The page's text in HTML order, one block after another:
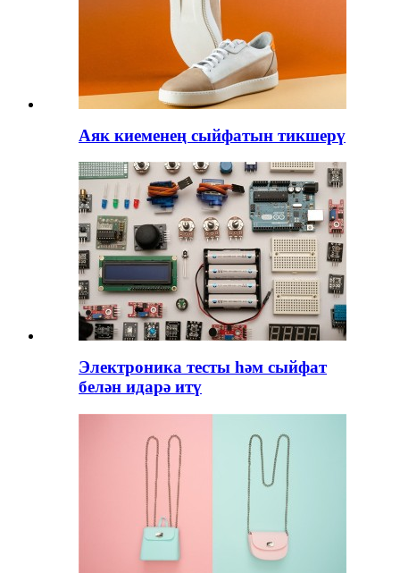
Аяк киеменең сыйфатын тикшерү
Электроника тесты һәм сыйфат
белән идарә итү